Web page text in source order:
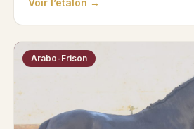
Arabo-Frison